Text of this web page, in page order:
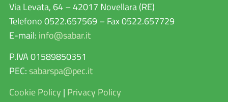
Via Levata, 64 – 42017 Novellara (RE)
Telefono 0522.657569 – Fax 0522.657729
E-mail: info@sabar.it
P.IVA 01589850351
PEC: sabarspa@pec.it
Cookie Policy | Privacy Policy